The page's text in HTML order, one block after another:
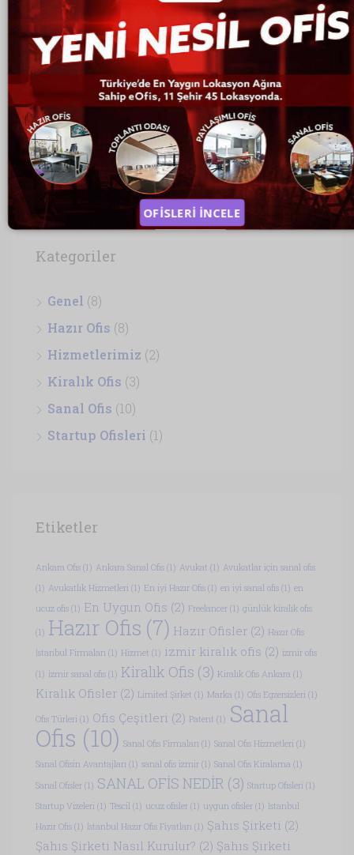
Son Yazılar
İZMİR SANAL OFİSLER
LİMİTED ŞİRKETİN ÖZELLİKLERİ
SANAL OFİS NEDİR?
ANKARA SANAL OFİS
EN UYGUN KİRALIK OFİSLER
Kategoriler
Genel (8)
Hazır Ofis (8)
Hizmetlerimiz (2)
Kiralık Ofis (3)
Sanal Ofis (10)
Startup Ofisleri (1)
Etiketler
Ankara Ofis (1) Ankara Sanal Ofis (1) Avukat (1) Avukatlar için sanal ofis
(1) Avukatlık Hizmetleri (1) En iyi Hazır Ofis (1) en iyi sanal ofis (1) en
ucuz ofis (1) En Uygun Ofis (2) Freelancer (1) günlük kiralık ofis
(1) Hazır Ofis (7) Hazır Ofisler (2) Hazır Ofis
İstanbul Firmaları (1) Hizmet (1) izmir kiralık ofis (2) izmir ofis
(1) izmir sanal ofis (1) Kiralık Ofis (3) Kiralık Ofis Ankara (1)
Kiralık Ofisler (2) Limited Şirket (1) Marka (1) Ofis Egzersizleri (1)
Ofis Türleri (1) Ofis Çeşitleri (2) Patent (1) Sanal
Ofis (10) Sanal Ofis Firmaları (1) Sanal Ofis Hizmetleri (1)
Sanal Ofisin Avantajları (1) sanal ofis izmir (1) Sanal Ofis Kiralama (1)
Sanal Ofisler (1) SANAL OFİS NEDİR (3) Startup Ofisleri (1)
Startup Vizeleri (1) Tescil (1) ucuz ofisler (1) uygun ofisler (1) İstanbul
Hazır Ofis (1) İstanbul Hazır Ofis Fiyatları (1) Şahıs Şirketi (2)
Şahıs Şirketi Nasıl Kurulur? (2) Şahıs Şirketi
OFİSLERİ İNCELE